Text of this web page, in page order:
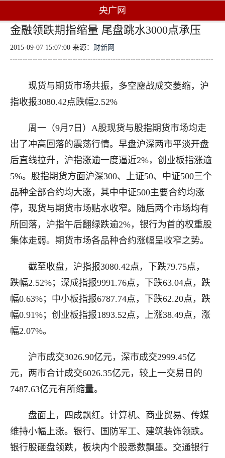
央广网
金融领跌期指缩量 尾盘跳水3000点承压
2015-09-07 15:07:00 来源： 财新网
现货与期货市场共振，多空鏖战成交萎缩，沪
指收报3080.42点跌幅2.52%
周一（9月7日）A股现货与股指期货市场均走
出了冲高回落的震荡行情。早盘沪深两市平淡开盘
后直线拉升，沪指涨逾一度逼近2%，创业板指涨逾
5%。股指期货方面沪深300、上证50、中证500三个
品种全部合约均大涨，其中中证500主要合约均涨
停，现货与期货市场贴水收窄。随后两个市场均有
所回落，沪指午后翻绿跌逾2%，银行为首的权重股
集体走弱。期货市场各品种合约涨幅呈收窄之势。
截至收盘，沪指报3080.42点，下跌79.75点，
跌幅2.52%；深成指报9991.76点，下跌63.04点，跌
幅0.63%；中小板指报6787.74点，下跌62.20点，跌
幅0.91%；创业板指报1893.52点，上涨38.49点，涨
幅2.07%。
沪市成交3026.90亿元，深市成交2999.45亿
元，两市合计成交6026.35亿元，较上一交易日的
7487.63亿元有所缩量。
盘面上，四成飘红。计算机、商业贸易、传媒
维持小幅上涨。银行、国防军工、建筑装饰领跌。
银行股砸盘领跌，板块内个股悉数飘墨。交通银行